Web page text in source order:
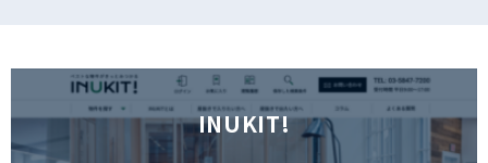
INUKIT!